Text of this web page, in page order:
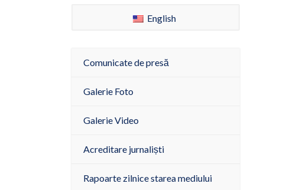
English
Comunicate de presă
Galerie Foto
Galerie Video
Acreditare jurnaliști
Rapoarte zilnice starea mediului